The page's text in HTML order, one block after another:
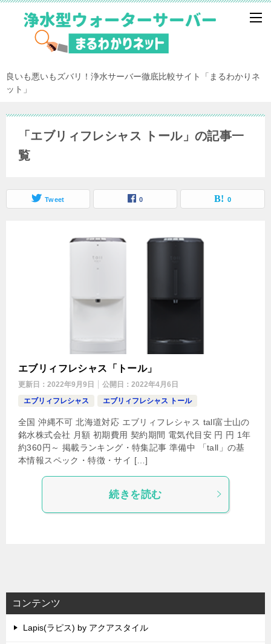
良いも悪いもズバリ！浄水サーバー徹底比較サイト「まるわかりネ
ット」
「エブリィフレシャス トール」の記事一
覧
Tweet 0 0
エブリィフレシャス「トール」
更新日： 2022年9月9日 公開日： 2022年4月6日
エブリィフレシャス
エブリィフレシャス トール
全国 沖縄不可 北海道対応 エブリィフレシャス tall富士山の
銘水株式会社 月額 初期費用 契約期間 電気代目安 円 円 1年
約360円～ 掲載ランキング・特集記事 準備中 「tall」の基
本情報スペック・特徴・サイ […]
続きを読む
コンテンツ
Lapis(ラピス) by アクアスタイル